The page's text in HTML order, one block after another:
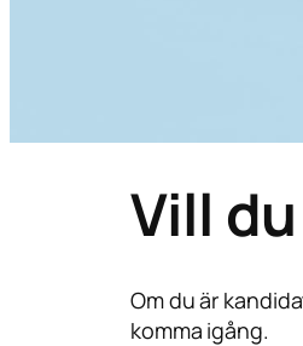
Vill
Om du är
komma igång.